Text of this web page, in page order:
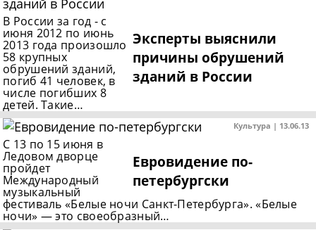
Эксперты выяснили
причины обрушений
зданий в России
В России за год - с
июня 2012 по июнь
2013 года произошло
58 крупных
обрушений зданий,
погиб 41 человек, в
числе погибших 8
детей. Такие…
Культура | 13.06.13
Евровидение по-
петербургски
С 13 по 15 июня в
Ледовом дворце
пройдет
Международный
музыкальный
фестиваль «Белые ночи Санкт-Петербурга». «Белые
ночи» — это своеобразный…